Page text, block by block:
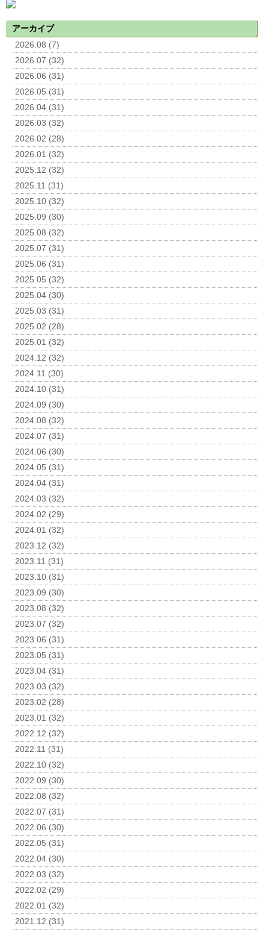
アーカイブ
2026.08 (7)
2026.07 (32)
2026.06 (31)
2026.05 (31)
2026.04 (31)
2026.03 (32)
2026.02 (28)
2026.01 (32)
2025.12 (32)
2025.11 (31)
2025.10 (32)
2025.09 (30)
2025.08 (32)
2025.07 (31)
2025.06 (31)
2025.05 (32)
2025.04 (30)
2025.03 (31)
2025.02 (28)
2025.01 (32)
2024.12 (32)
2024.11 (30)
2024.10 (31)
2024.09 (30)
2024.08 (32)
2024.07 (31)
2024.06 (30)
2024.05 (31)
2024.04 (31)
2024.03 (32)
2024.02 (29)
2024.01 (32)
2023.12 (32)
2023.11 (31)
2023.10 (31)
2023.09 (30)
2023.08 (32)
2023.07 (32)
2023.06 (31)
2023.05 (31)
2023.04 (31)
2023.03 (32)
2023.02 (28)
2023.01 (32)
2022.12 (32)
2022.11 (31)
2022.10 (32)
2022.09 (30)
2022.08 (32)
2022.07 (31)
2022.06 (30)
2022.05 (31)
2022.04 (30)
2022.03 (32)
2022.02 (29)
2022.01 (32)
2021.12 (31)